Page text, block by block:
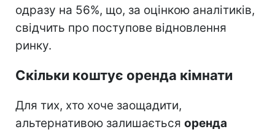
одразу на 56%, що, за оцінкою аналітиків,
свідчить про поступове відновлення
ринку.
Скільки коштує оренда кімнати
Для тих, хто хоче заощадити,
альтернативою залишається оренда